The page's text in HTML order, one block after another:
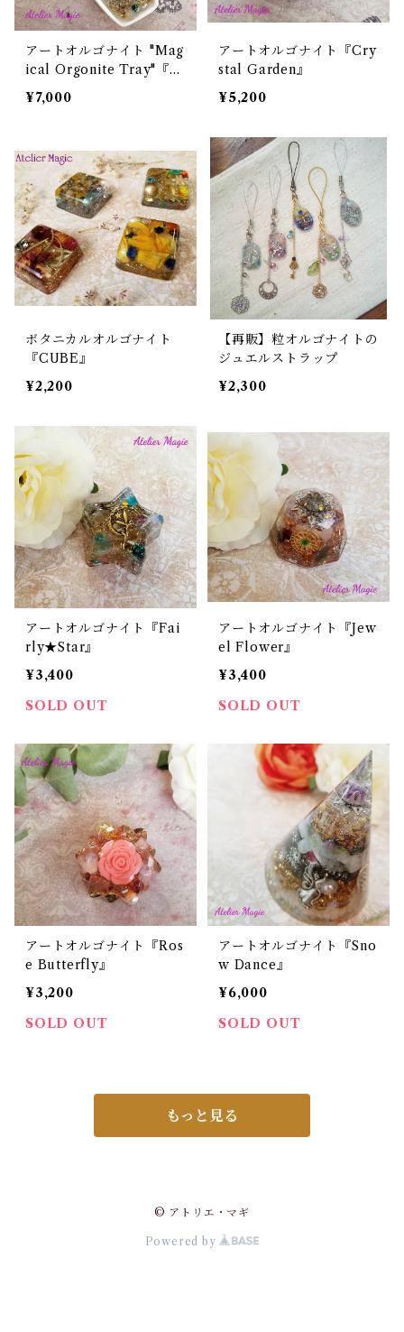
アートオルゴナイト "Mag
ical Orgonite Tray"『M
agical Spoon』
¥7,000
アートオルゴナイト『Cry
stal Garden』
¥5,200
ボタニカルオルゴナイト
『CUBE』
¥2,200
【再販】粒オルゴナイトの
ジュエルストラップ
¥2,300
アートオルゴナイト『Fai
rly★Star』
¥3,400
SOLD OUT
アートオルゴナイト『Jew
el Flower』
¥3,400
SOLD OUT
アートオルゴナイト『Ros
e Butterfly』
¥3,200
SOLD OUT
アートオルゴナイト『Sno
w Dance』
¥6,000
SOLD OUT
もっと見る
© アトリエ・マギ
Powered by